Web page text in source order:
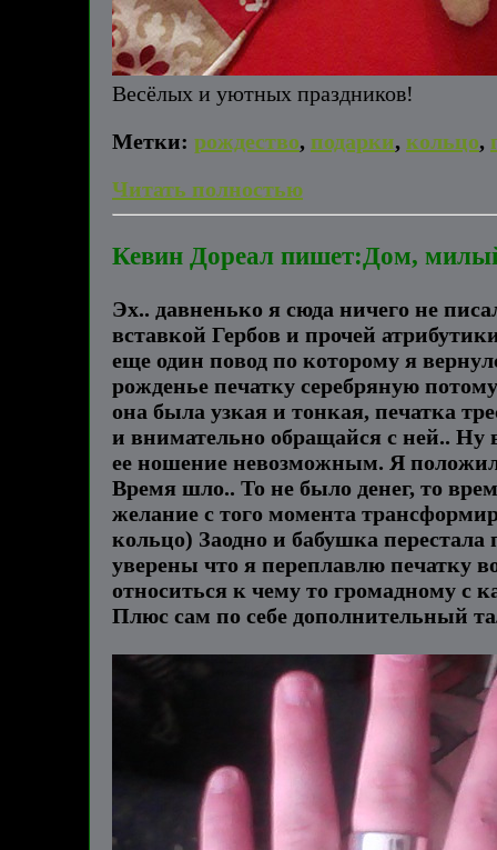
Весёлых и уютных праздников!
Метки: рождество, подарки, кольцо,
Читать полностью
Кевин Дореал пишет:Дом,
Эх.. давненько я сюда ничего не
вставкой Гербов и прочей
еще один повод по которому я
рожденье печатку серебряную
она была узкая и тонкая, печатка
и внимательно обращайся с ней.. Ну
ее ношение невозможным. Я
Время шло.. То не было денег, то
желание с того момента
кольцо) Заодно и бабушка
уверены что я переплавлю печатку
относиться к чему то громадному с
Плюс сам по себе дополнительный